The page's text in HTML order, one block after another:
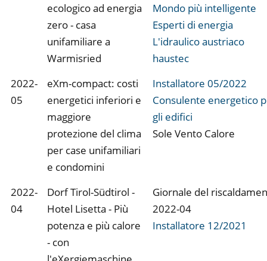
ecologico ad energia
zero - casa
unifamiliare a
Warmisried
Mondo più intelligente
Esperti di energia
L'idraulico austriaco
haustec
2022-
05
eXm-compact: costi
energetici inferiori e
maggiore
protezione del clima
per case unifamiliari
e condomini
Installatore 05/2022
Consulente energetico
gli edifici
Sole Vento Calore
2022-
04
Dorf Tirol-Südtirol -
Hotel Lisetta - Più
potenza e più calore
- con
Giornale del
2022-04
Installatore 12/2021